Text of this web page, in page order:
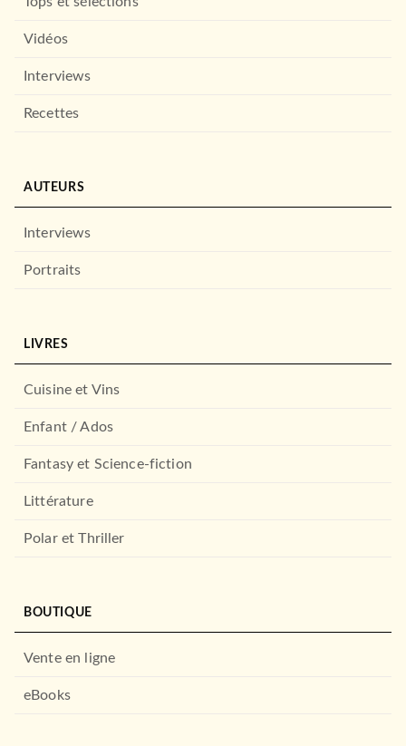
Vidéos
Interviews
Recettes
AUTEURS
Interviews
Portraits
LIVRES
Cuisine et Vins
Enfant / Ados
Fantasy et Science-fiction
Littérature
Polar et Thriller
BOUTIQUE
Vente en ligne
eBooks